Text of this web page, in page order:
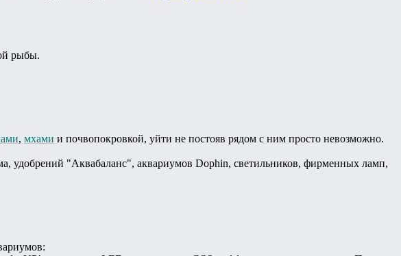
рыбы.
, мхами и почвопокровкой, уйти не постояв рядом с ним просто невозможно.
удобрений "Аквабаланс", аквариумов Dophin, светильников, фирменных ламп,